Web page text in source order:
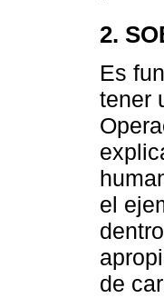
2.
Es
tener
el
de